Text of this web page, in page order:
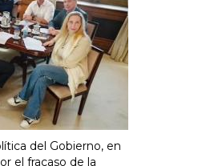
del Gobierno, en
el fracaso de la